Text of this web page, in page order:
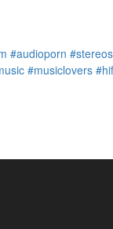
#audioporn
#musiclovers